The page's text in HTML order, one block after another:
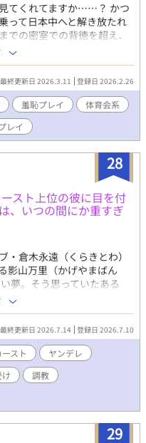
てくれてますか……？ ​かつ
って日本中へと解き放たれ
の密室での背徳を超え、
代未聞の公開オナニーに！
邊佑司、水泳部のイケメ
目立ちたがり屋・小嶋邦祐
れ蓑」の下で、自らの鍛え
さらけ出す。 ​卒論提出後の
、大学広報課からのテレビ
への精巣がんの早期発見
の前で全裸になり、睾丸セ
生中継するという、狂気と
のワークショップ！ ​照明
げられた究極の筋肉美。浮
そして隠しようもなく「屹
ウンサーの執拗な接触に
しての理性を超えた「オ
合図とともに、三人は全
されながら、自分の指先
ちろん、火の点いた22歳
ようもなく屹立してしま
えって興奮を煽られたオ
場所を、快楽のまま追い詰
彼らはSNSでのトレンド入
が一番デカく、激しく立
しまう。生放送という極
押し上げ、射精を堪える
に脈打つ！ ​彼らは無事に放
圧された欲望は、いつ、ど
、どんな反響を巻き起こす
たちの姿に、目が離せない
最終更新日 2026.3.11 登録日 2026.2.26
羞恥プレイ
体育会系
レイ
28
スト上位の彼に目を付
、いつの間にか重すぎ
・倉木永遠（くらきとわ）
影山万里（かげやまばん
夢。そう思っていたある
密」を知ってしまう。 ──
）にしか『勃たない』身体
ろ？ 抱かせろよ」 その日か
尽な肉体関係。拒絶すれば
え込まれる快楽に、永遠
っていく。 だが、永遠が
──暴君だったはずの万里
膝を突いた。 「お前がい
れ」 カースト最上位の暴
わっていく──。 （※第1
最終更新日 2026.7.14 登録日 2026.7.10
スト
ヤンデレ
調教
29